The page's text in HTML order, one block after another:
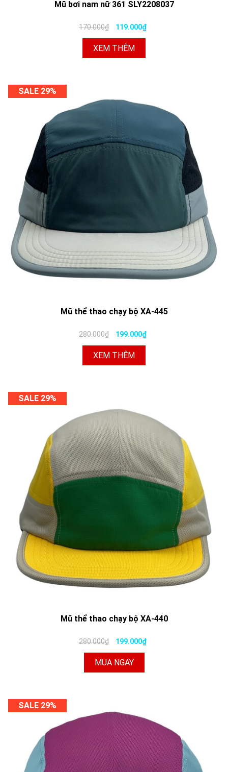
Mũ bơi nam nữ 361 SLY2208037
170.000₫ 119.000₫
XEM THÊM
SALE 29%
Mũ thể thao chạy bộ XA-445
280.000₫ 199.000₫
XEM THÊM
SALE 29%
Mũ thể thao chạy bộ XA-440
280.000₫ 199.000₫
MUA NGAY
SALE 29%